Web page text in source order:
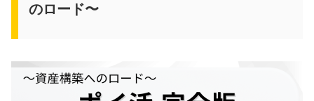
のロード〜